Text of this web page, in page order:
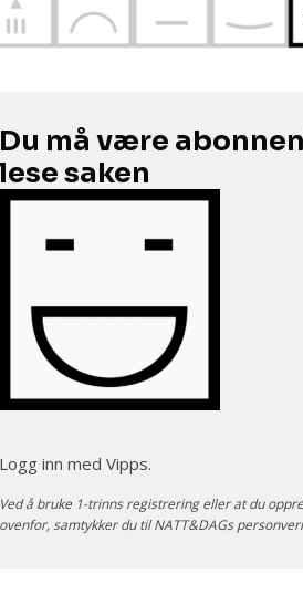
Du må være
lese saken
Logg inn med Vipps.
Ved å bruke 1-trinns registrering eller at du
ovenfor, samtykker du til NATT&DAGs